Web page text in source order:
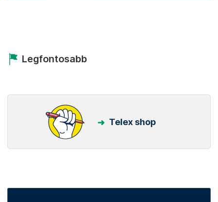
Legfontosabb
Telex shop